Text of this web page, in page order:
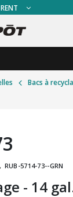
de mur
bain
Bacs à
RUB-5714-73--GRN
- 14